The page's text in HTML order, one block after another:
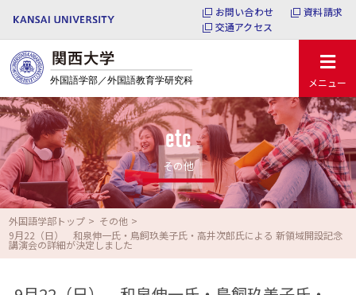
お問い合わせ
資料請求
交通アクセス
メニュー
etc
その他
外国語学部トップ
その他
9月22（日） 和泉伸一氏・鳥飼玖美子氏・高井次郎氏による 新領域開設記念
講演会の詳細が決定しました